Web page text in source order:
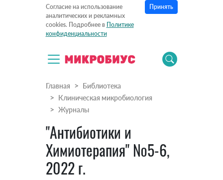
Согласие на использование
аналитических и рекламных
cookies. Подробнее в Политике
конфиденциальности
Принять
Главная
Библиотека
Клиническая микробиология
Журналы
"Антибиотики и
Химиотерапия" №5-6,
2022 г.